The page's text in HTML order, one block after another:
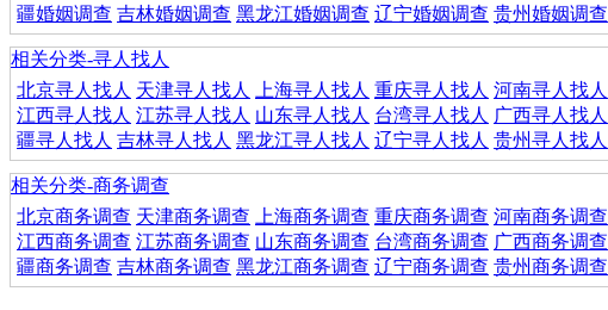
疆婚姻调查 吉林婚姻调查 黑龙江婚姻调查 辽宁婚姻调查 贵州婚姻调查
相关分类-寻人找人
北京寻人找人 天津寻人找人 上海寻人找人 重庆寻人找人 河南寻人找人
江西寻人找人 江苏寻人找人 山东寻人找人 台湾寻人找人 广西寻人找人
疆寻人找人 吉林寻人找人 黑龙江寻人找人 辽宁寻人找人 贵州寻人找人
相关分类-商务调查
北京商务调查 天津商务调查 上海商务调查 重庆商务调查 河南商务调查
江西商务调查 江苏商务调查 山东商务调查 台湾商务调查 广西商务调查
疆商务调查 吉林商务调查 黑龙江商务调查 辽宁商务调查 贵州商务调查